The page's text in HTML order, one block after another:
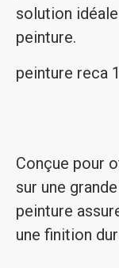
solution
peinture.
peinture reca
Conçue pour
sur une
peinture
une finition